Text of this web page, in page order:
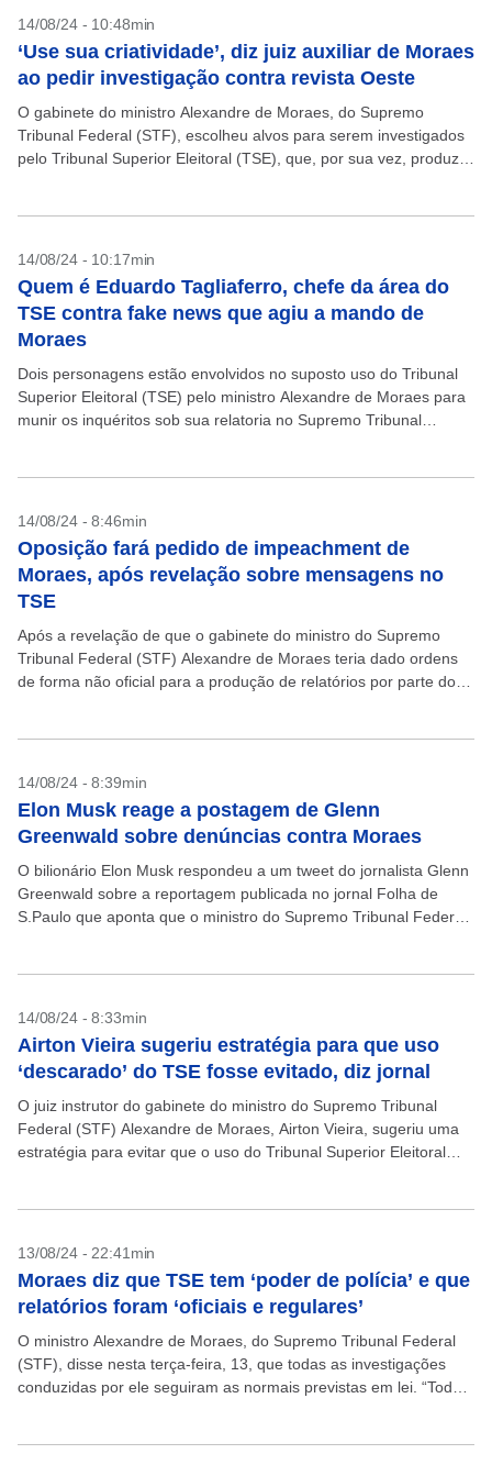
14/08/24 - 10:48min
‘Use sua criatividade’, diz juiz auxiliar de Moraes
ao pedir investigação contra revista Oeste
O gabinete do ministro Alexandre de Moraes, do Supremo
Tribunal Federal (STF), escolheu alvos para serem investigados
pelo Tribunal Superior Eleitoral (TSE), que, por sua vez, produzia
14/08/24 - 10:17min
Quem é Eduardo Tagliaferro, chefe da área do
TSE contra fake news que agiu a mando de
Moraes
Dois personagens estão envolvidos no suposto uso do Tribunal
Superior Eleitoral (TSE) pelo ministro Alexandre de Moraes para
munir os inquéritos sob sua relatoria no Supremo Tribunal
14/08/24 - 8:46min
Oposição fará pedido de impeachment de
Moraes, após revelação sobre mensagens no
TSE
Após a revelação de que o gabinete do ministro do Supremo
Tribunal Federal (STF) Alexandre de Moraes teria dado ordens
de forma não oficial para a produção de relatórios por parte do
14/08/24 - 8:39min
Elon Musk reage a postagem de Glenn
Greenwald sobre denúncias contra Moraes
O bilionário Elon Musk respondeu a um tweet do jornalista Glenn
Greenwald sobre a reportagem publicada no jornal Folha de
S.Paulo que aponta que o ministro do Supremo Tribunal Federa
14/08/24 - 8:33min
Airton Vieira sugeriu estratégia para que uso
‘descarado’ do TSE fosse evitado, diz jornal
O juiz instrutor do gabinete do ministro do Supremo Tribunal
Federal (STF) Alexandre de Moraes, Airton Vieira, sugeriu uma
estratégia para evitar que o uso do Tribunal Superior Eleitoral
13/08/24 - 22:41min
Moraes diz que TSE tem ‘poder de polícia’ e que
relatórios foram ‘oficiais e regulares’
O ministro Alexandre de Moraes, do Supremo Tribunal Federal
(STF), disse nesta terça-feira, 13, que todas as investigações
conduzidas por ele seguiram as normais previstas em lei. “Todos